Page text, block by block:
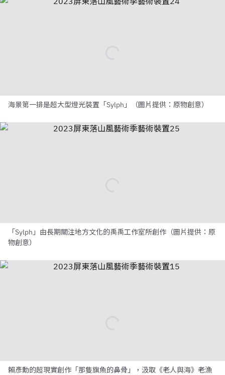
海景第一排是超大型燈光裝置「Sylph」（圖片提供：原物創意）
「Sylph」由長期關注地方文化的禹禹工作室所創作（圖片提供：原
物創意）
賴彥勳的超現實創作「那隻旗魚的鼻骨」，汲取《老人與海》老漁